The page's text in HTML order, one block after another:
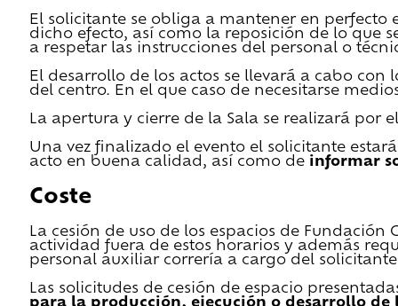
El solicitante se obliga a mantener en perfecto
dicho efecto, así como la reposición de lo que
a respetar las instrucciones del personal o
El desarrollo de los actos se llevará a cabo
del centro. En el que caso de necesitarse
La apertura y cierre de la Sala se realizará por
Una vez finalizado el evento el solicitante
acto en buena calidad, así como de informar
Coste
La cesión de uso de los espacios de
actividad fuera de estos horarios y además
personal auxiliar correría a cargo del
Las solicitudes de cesión de espacio